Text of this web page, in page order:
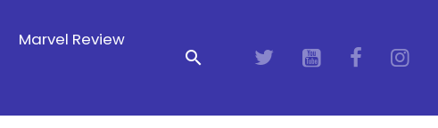
Marvel Review